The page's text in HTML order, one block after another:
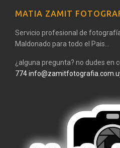
MATIA ZAMIT
Servicio profesional de
Maldonado para todo el Pais...
¿alguna pregunta? no dudes en
774